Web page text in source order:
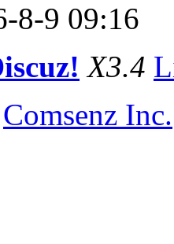
8-9 09:16
X3.4
Comsenz Inc.